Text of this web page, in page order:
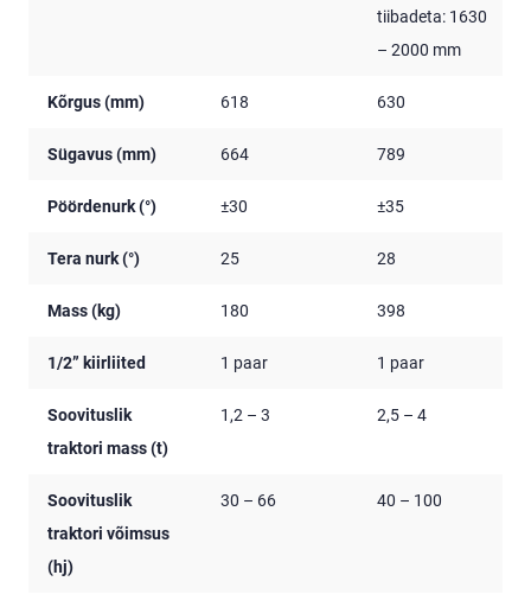
tiibadeta: 1630
– 2000 mm
Kõrgus (mm) 618 630
Sügavus (mm) 664 789
Pöördenurk (°) ±30 ±35
Tera nurk (°) 25 28
Mass (kg) 180 398
1/2” kiirliited 1 paar 1 paar
Soovituslik
traktori mass (t)
1,2 – 3 2,5 – 4
Soovituslik
traktori võimsus
(hj)
30 – 66 40 – 100